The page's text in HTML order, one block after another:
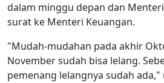
dalam minggu depan dan
surat ke Menteri Keuangan.
"Mudah-mudahan pada akhir
November sudah bisa lelang.
pemenang lelangnya sudah ada,"